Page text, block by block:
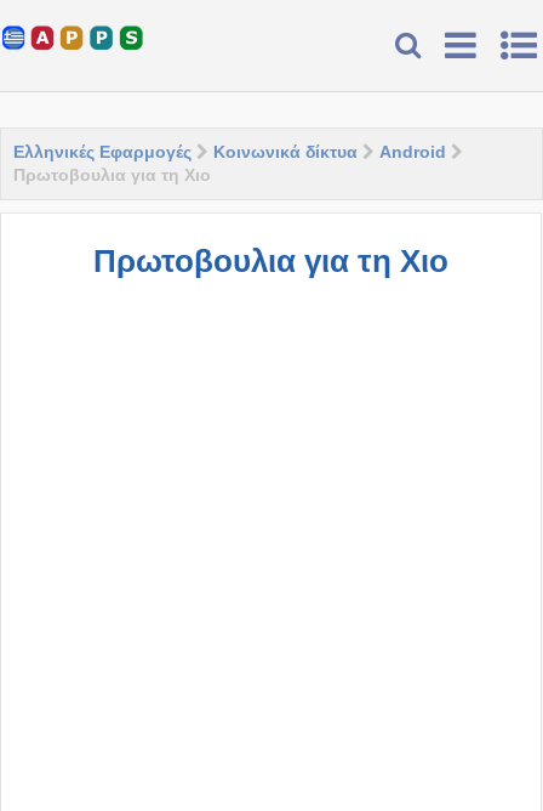
Ελληνικές Εφαρμογές Κοινωνικά δίκτυα
Android
Πρωτοβουλια για τη Χιο
Πρωτοβουλια για τη Χιο